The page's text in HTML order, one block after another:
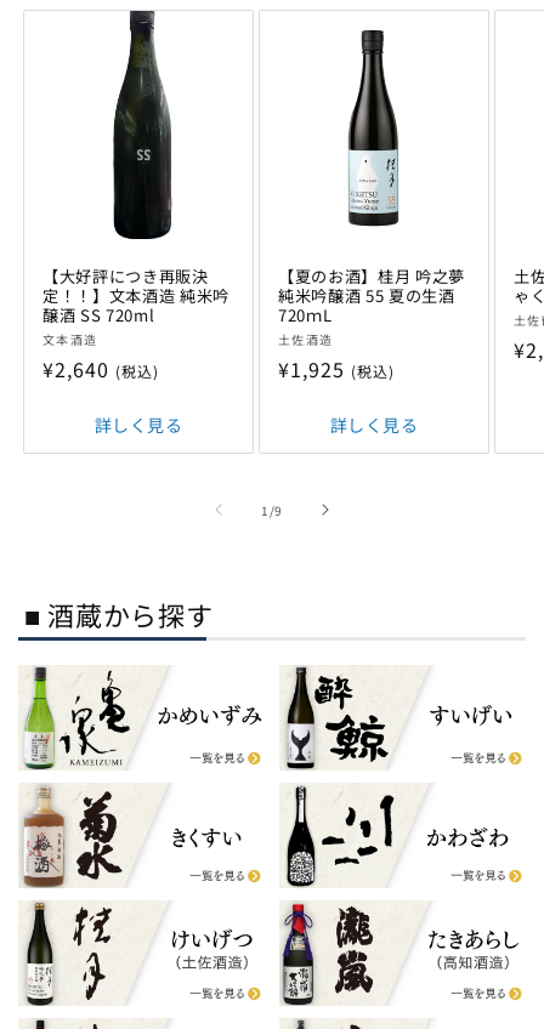
【大好評につき再販決
定！！】文本酒造 純米吟
醸酒 SS 720ml
販
売
文本酒造
通
格
¥2,640 (税込)
詳しく見る
【夏のお酒】桂月 吟之夢
純米吟醸酒 55 夏の生酒
720ｍL
販
売
土佐酒造
通
格
¥1,925 (税込)
詳しく見る
土
ゃ
販
売
土
通
1 /の
9
■ 酒蔵から探す